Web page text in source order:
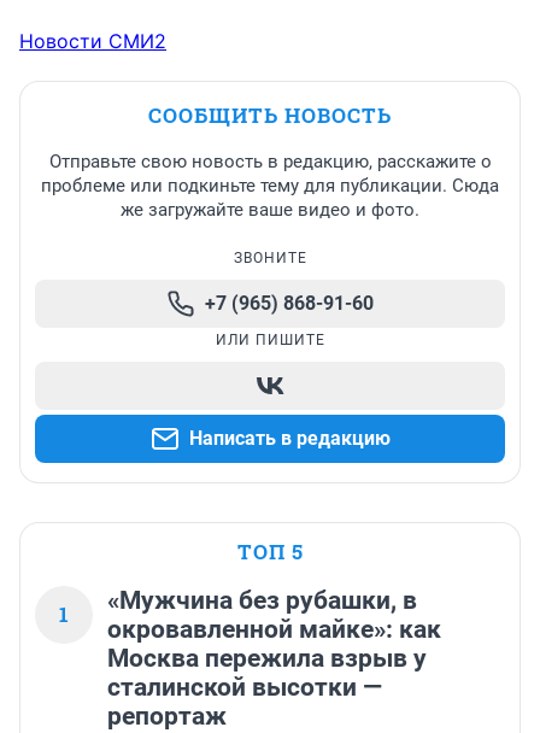
Новости СМИ2
СООБЩИТЬ НОВОСТЬ
Отправьте свою новость в редакцию, расскажите о
проблеме или подкиньте тему для публикации. Сюда
же загружайте ваше видео и фото.
ЗВОНИТЕ
+7 (965) 868-91-60
ИЛИ ПИШИТЕ
Написать в редакцию
ТОП 5
1
«Мужчина без рубашки, в
окровавленной майке»: как
Москва пережила взрыв у
сталинской высотки —
репортаж